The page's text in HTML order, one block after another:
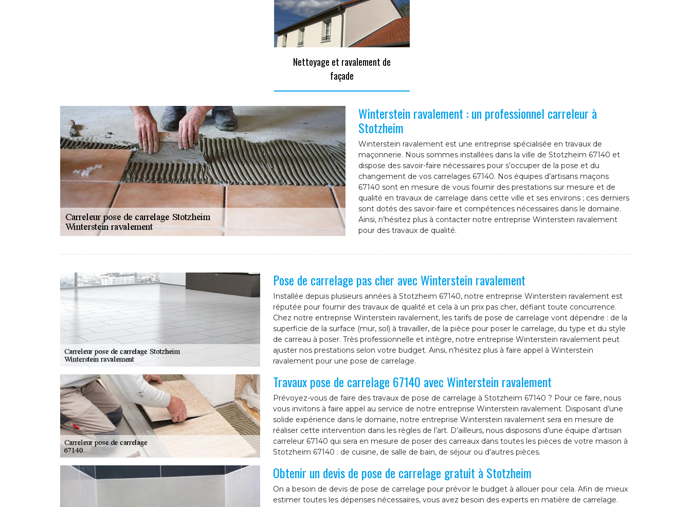
Nettoyage et ravalement de
façade
Winterstein ravalement : un professionnel carreleur à
Stotzheim
Winterstein ravalement est une entreprise spécialisée en travaux de
maçonnerie. Nous sommes installées dans la ville de Stotzheim 67140 et
dispose des savoir-faire nécessaires pour s’occuper de la pose et du
changement de vos carrelages 67140. Nos équipes d’artisans maçons
67140 sont en mesure de vous fournir des prestations sur mesure et de
qualité en travaux de carrelage dans cette ville et ses environs ; ces derniers
sont dotés des savoir-faire et compétences nécessaires dans le domaine.
Ainsi, n’hésitez plus à contacter notre entreprise Winterstein ravalement
pour des travaux de qualité.
Pose de carrelage pas cher avec Winterstein ravalement
Installée depuis plusieurs années à Stotzheim 67140, notre entreprise Winterstein ravalement est
réputée pour fournir des travaux de qualité et cela à un prix pas cher, défiant toute concurrence.
Chez notre entreprise Winterstein ravalement, les tarifs de pose de carrelage vont dépendre : de la
superficie de la surface (mur, sol) à travailler, de la pièce pour poser le carrelage, du type et du style
de carreau à poser. Très professionnelle et intègre, notre entreprise Winterstein ravalement peut
ajuster nos prestations selon votre budget. Ainsi, n’hésitez plus à faire appel à Winterstein
ravalement pour une pose de carrelage.
Travaux pose de carrelage 67140 avec Winterstein ravalement
Prévoyez-vous de faire des travaux de pose de carrelage à Stotzheim 67140 ? Pour ce faire, nous
vous invitons à faire appel au service de notre entreprise Winterstein ravalement. Disposant d’une
solide expérience dans le domaine, notre entreprise Winterstein ravalement sera en mesure de
réaliser cette intervention dans les règles de l’art. D’ailleurs, nous disposons d’une équipe d’artisan
carreleur 67140 qui sera en mesure de poser des carreaux dans toutes les pièces de votre maison à
Stotzheim 67140 : de cuisine, de salle de bain, de séjour ou d’autres pièces.
Obtenir un devis de pose de carrelage gratuit à Stotzheim
On a besoin de devis de pose de carrelage pour prévoir le budget à allouer pour cela. Afin de mieux
estimer toutes les dépenses nécessaires, vous avez besoin des experts en matière de carrelage.